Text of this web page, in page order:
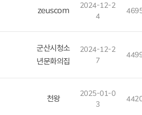
zeuscom
2024-12-2
4
군산시청소
년문화의집
2024-12-2
7
천왕
2025-01-0
3